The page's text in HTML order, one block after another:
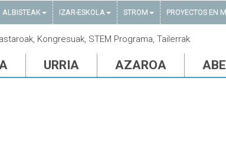
ALBISTEAK IZAR-ESKOLA STROM PROYECTOS EN
Kongresuak, STEM Programa, Tailerrak
URRIA AZAROA